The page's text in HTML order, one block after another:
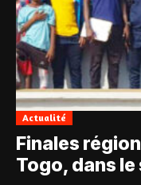
Actualité
Finales
Togo, dans